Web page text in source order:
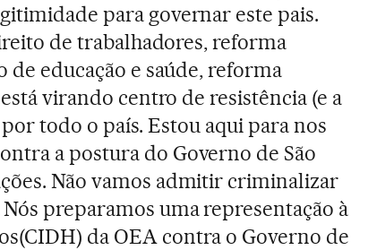
para governar este pais.
de trabalhadores, reforma
educação e saúde, reforma
virando centro de resistência (e a
todo o país. Estou aqui para nos
a postura do Governo de São
Não vamos admitir criminalizar
preparamos uma representação à
da OEA contra o Governo de